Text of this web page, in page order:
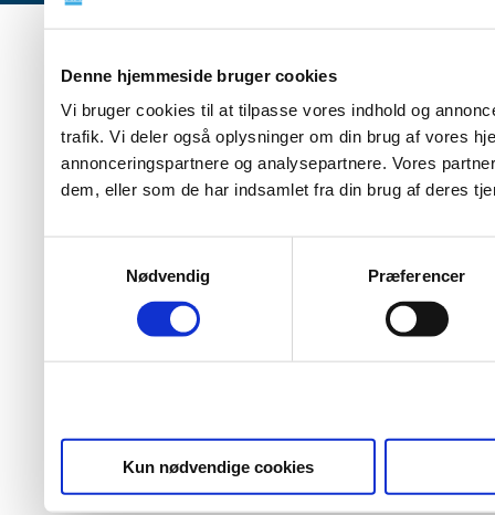
Denne hjemmeside bruger cookies
Vi bruger cookies til at tilpasse vores indhold og
trafik. Vi deler også oplysninger om din brug af vores
annonceringspartnere og analysepartnere. Vores
dem, eller som de har indsamlet fra din brug af deres
Nødvendig
Præferencer
Kun nødvendige cookies